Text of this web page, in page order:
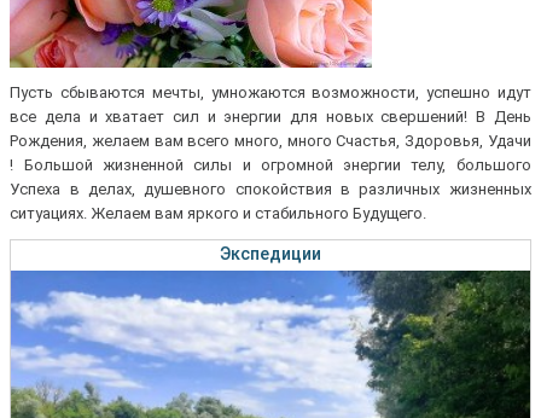
Пусть сбываются мечты, умножаются возможности, успешно идут
все дела и хватает сил и энергии для новых свершений! В День
Рождения, желаем вам всего много, много Счастья, Здоровья, Удачи
! Большой жизненной силы и огромной энергии телу, большого
Успеха в делах, душевного спокойствия в различных жизненных
ситуациях. Желаем вам яркого и стабильного Будущего.
Экспедиции